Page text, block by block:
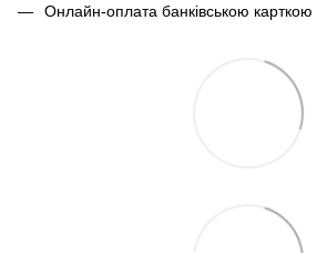
Онлайн-оплата банківською